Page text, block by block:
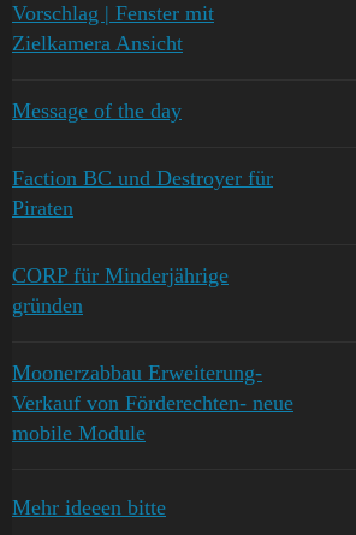
Vorschlag | Fenster mit
Zielkamera Ansicht
Message of the day
Faction BC und Destroyer für
Piraten
CORP für Minderjährige
gründen
Moonerzabbau Erweiterung-
Verkauf von Förderechten- neue
mobile Module
Mehr ideeen bitte